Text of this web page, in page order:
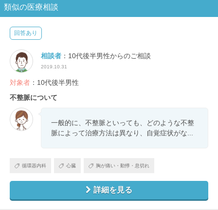
類似の医療相談
回答あり
相談者 ：10代後半男性からのご相談
2019.10.31
対象者 ：10代後半男性
不整脈について
一般的に、不整脈といっても、どのような不整
脈によって治療方法は異なり、自覚症状がな...
循環器内科 心臓 胸が痛い・動悸・息切れ
詳細を見る